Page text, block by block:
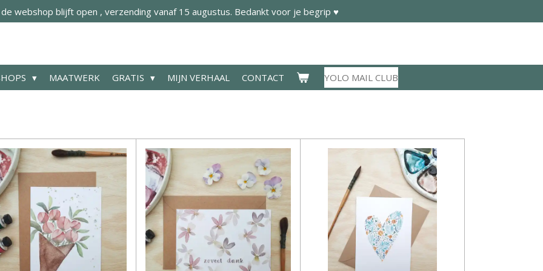
de webshop blijft open , verzending vanaf 15 augustus. Bedankt voor je begrip ♥
MAATWERK GRATIS MIJN VERHAAL CONTACT YOLO MAIL CLUB